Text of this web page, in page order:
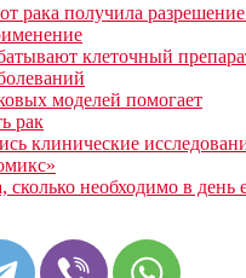
рака получила
клеточный
моделей помогает
рак
клинические
сколько необходимо в день